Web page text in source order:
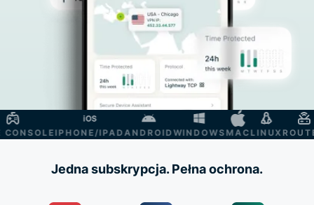
IPHONE/IPADANDROIDWINDOWSMACLINUXROUTER
Jedna subskrypcja. Pełna ochrona.